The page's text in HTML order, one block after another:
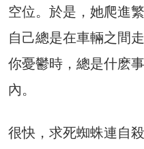
空位。於是，她爬進
自己總是在車輛之間
你憂鬱時，總是什麽
內。
很快，求死蜘蛛連自